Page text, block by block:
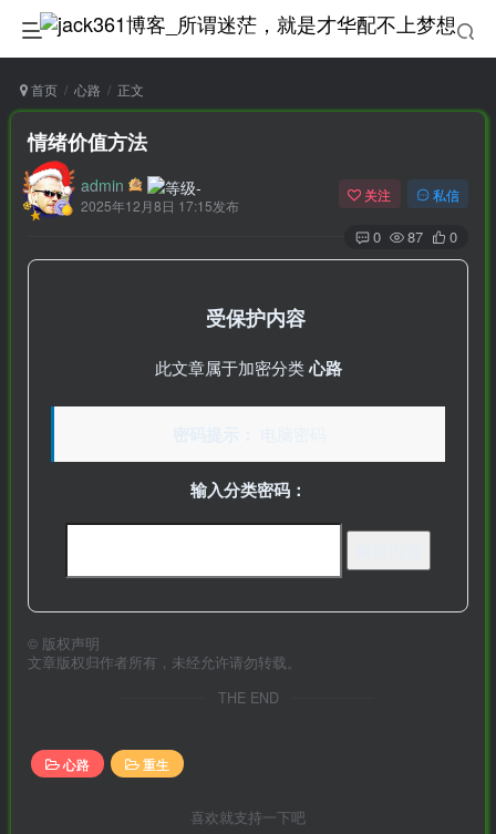
首页 心路 正文
情绪价值方法
admin
2025年12月8日 17:15发布
关注 私信
0 87 0
受保护内容
此文章属于加密分类心路
输入分类密码：
© 版权声明
文章版权归作者所有，未经允许请勿转载。
THE END
心路 重生
喜欢就支持一下吧